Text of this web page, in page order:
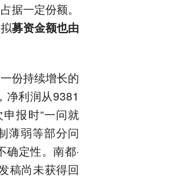
据一定份额。
募资金额也由
份持续增长的
净利润从9381
报时“一问就
薄弱等部分问
定性。南都·
稿尚未获得回